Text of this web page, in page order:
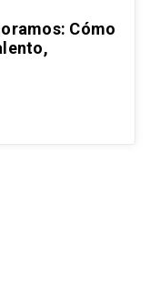
Cómo